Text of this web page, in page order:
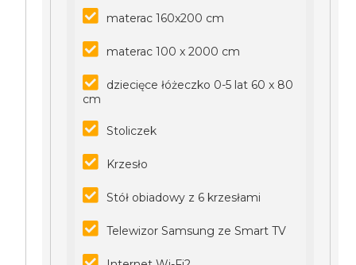
materac 160x200 cm
materac 100 x 2000 cm
dziecięce łóżeczko 0-5 lat 60 x 80
cm
Stoliczek
Krzesło
Stół obiadowy z 6 krzesłami
Telewizor Samsung ze Smart TV